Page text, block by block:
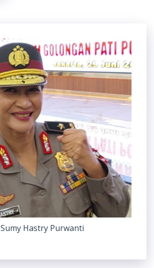
Sumy Hastry Purwanti